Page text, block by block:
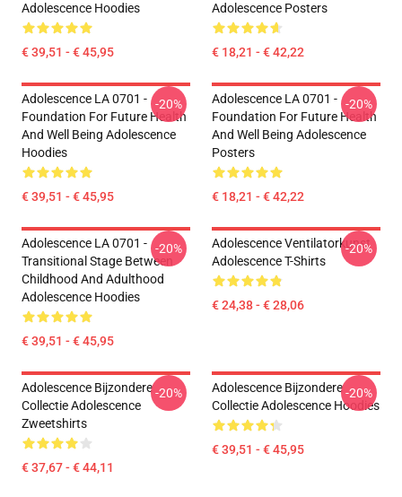
Adolescence Hoodies
€ 39,51 - € 45,95
Adolescence Posters
€ 18,21 - € 42,22
Adolescence LA 0701 -
Foundation For Future Health
And Well Being Adolescence
Hoodies
€ 39,51 - € 45,95
-20%
Adolescence LA 0701 -
Foundation For Future Health
And Well Being Adolescence
Posters
€ 18,21 - € 42,22
-20%
Adolescence LA 0701 -
Transitional Stage Between
Childhood And Adulthood
Adolescence Hoodies
€ 39,51 - € 45,95
-20%
Adolescence Ventilatorkunst
Adolescence T-Shirts
€ 24,38 - € 28,06
-20%
Adolescence Bijzondere
Collectie Adolescence
Zweetshirts
€ 37,67 - € 44,11
-20%
Adolescence Bijzondere
Collectie Adolescence Hoodies
€ 39,51 - € 45,95
-20%